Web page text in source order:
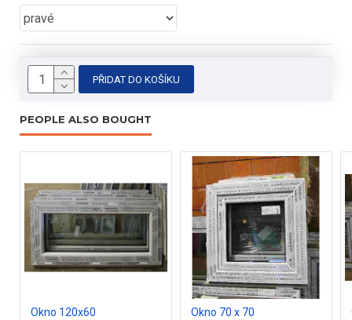
- 5-ti komorový profil
- kování Maco
- součinitel tepelného prostupu skla U =1 W/m 2k
- plastový profil stavební hloubky 71 mm
- odolný vůči povětrnostním vlivům a znečištění
- inovativní systém odvodu vody a vyšší propustnost
slunečního světla
- dvoupatková zasklívací lišta, zvyšující zabezpečení proti
PŘIDAT DO KOŠÍKU
PEOPLE ALSO BOUGHT
Okno 120x60 Okno 70 x 70